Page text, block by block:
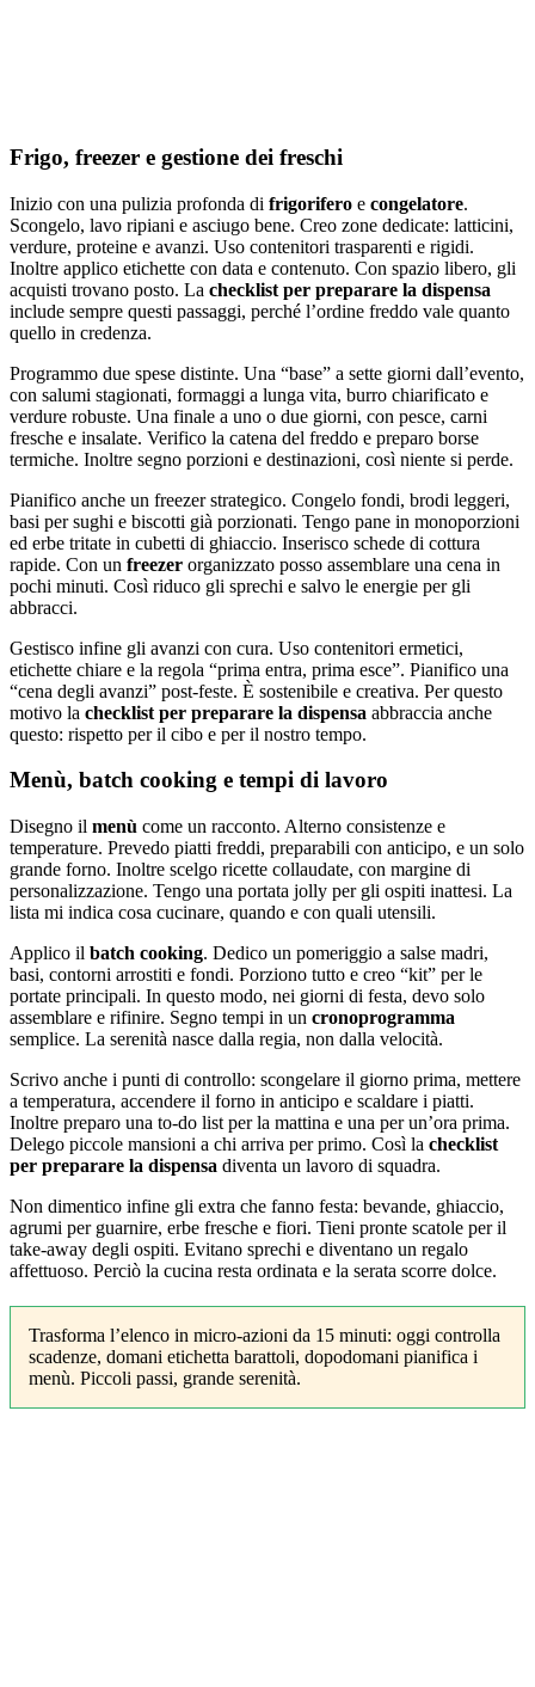
Frigo, freezer e gestione dei freschi
Inizio con una pulizia profonda di frigorifero e congelatore.
Scongelo, lavo ripiani e asciugo bene. Creo zone dedicate: latticini,
verdure, proteine e avanzi. Uso contenitori trasparenti e rigidi.
Inoltre applico etichette con data e contenuto. Con spazio libero, gli
acquisti trovano posto. La checklist per preparare la dispensa
include sempre questi passaggi, perché l’ordine freddo vale quanto
quello in credenza.
Programmo due spese distinte. Una “base” a sette giorni dall’evento,
con salumi stagionati, formaggi a lunga vita, burro chiarificato e
verdure robuste. Una finale a uno o due giorni, con pesce, carni
fresche e insalate. Verifico la catena del freddo e preparo borse
termiche. Inoltre segno porzioni e destinazioni, così niente si perde.
Pianifico anche un freezer strategico. Congelo fondi, brodi leggeri,
basi per sughi e biscotti già porzionati. Tengo pane in monoporzioni
ed erbe tritate in cubetti di ghiaccio. Inserisco schede di cottura
rapide. Con un freezer organizzato posso assemblare una cena in
pochi minuti. Così riduco gli sprechi e salvo le energie per gli
abbracci.
Gestisco infine gli avanzi con cura. Uso contenitori ermetici,
etichette chiare e la regola “prima entra, prima esce”. Pianifico una
“cena degli avanzi” post-feste. È sostenibile e creativa. Per questo
motivo la checklist per preparare la dispensa abbraccia anche
questo: rispetto per il cibo e per il nostro tempo.
Menù, batch cooking e tempi di lavoro
Disegno il menù come un racconto. Alterno consistenze e
temperature. Prevedo piatti freddi, preparabili con anticipo, e un solo
grande forno. Inoltre scelgo ricette collaudate, con margine di
personalizzazione. Tengo una portata jolly per gli ospiti inattesi. La
lista mi indica cosa cucinare, quando e con quali utensili.
Applico il batch cooking. Dedico un pomeriggio a salse madri,
basi, contorni arrostiti e fondi. Porziono tutto e creo “kit” per le
portate principali. In questo modo, nei giorni di festa, devo solo
assemblare e rifinire. Segno tempi in un cronoprogramma
semplice. La serenità nasce dalla regia, non dalla velocità.
Scrivo anche i punti di controllo: scongelare il giorno prima, mettere
a temperatura, accendere il forno in anticipo e scaldare i piatti.
Inoltre preparo una to-do list per la mattina e una per un’ora prima.
Delego piccole mansioni a chi arriva per primo. Così la checklist
per preparare la dispensa diventa un lavoro di squadra.
Non dimentico infine gli extra che fanno festa: bevande, ghiaccio,
agrumi per guarnire, erbe fresche e fiori. Tieni pronte scatole per il
take-away degli ospiti. Evitano sprechi e diventano un regalo
affettuoso. Perciò la cucina resta ordinata e la serata scorre dolce.
Trasforma l’elenco in micro-azioni da 15 minuti: oggi controlla
scadenze, domani etichetta barattoli, dopodomani pianifica i
menù. Piccoli passi, grande serenità.